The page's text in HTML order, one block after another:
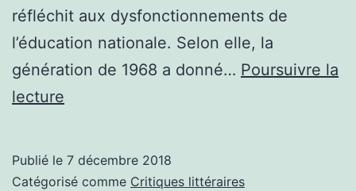
réfléchit aux dysfonctionnements de
l’éducation nationale. Selon elle, la
génération de 1968 a donné… Poursuivre la
lecture
Où
Publié le 7 décembre 2018
Catégorisé comme Critiques littéraires